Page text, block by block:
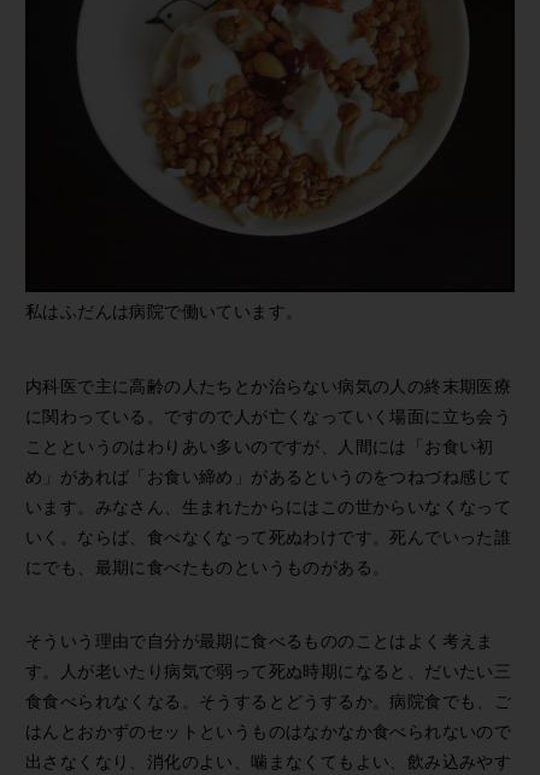
私はふだんは病院で働いています。
内科医で主に高齢の人たちとか治らない病気の人の終末期医療
に関わっている。ですので人が亡くなっていく場面に立ち会う
ことというのはわりあい多いのですが、人間には「お食い初
め」があれば「お食い締め」があるというのをつねづね感じて
います。みなさん、生まれたからにはこの世からいなくなって
いく。ならば、食べなくなって死ぬわけです。死んでいった誰
にでも、最期に食べたものというものがある。
そういう理由で自分が最期に食べるもののことはよく考えま
す。人が老いたり病気で弱って死ぬ時期になると、だいたい三
食食べられなくなる。そうするとどうするか。病院食でも、ご
はんとおかずのセットというものはなかなか食べられないので
出さなくなり、消化のよい、噛まなくてもよい、飲み込みやす